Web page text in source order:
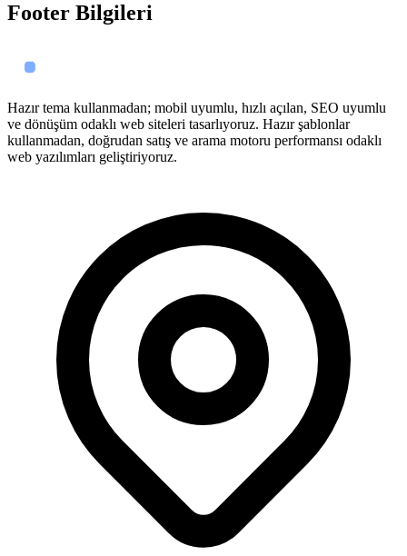
Footer Bilgileri
Hazır tema kullanmadan; mobil uyumlu, hızlı açılan, SEO uyumlu
ve dönüşüm odaklı web siteleri tasarlıyoruz. Hazır şablonlar
kullanmadan, doğrudan satış ve arama motoru performansı odaklı
web yazılımları geliştiriyoruz.